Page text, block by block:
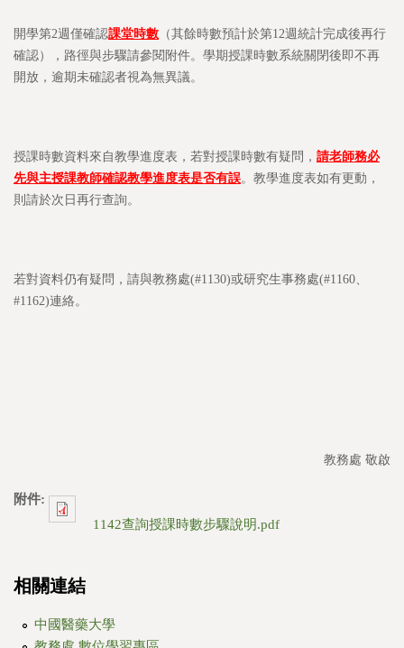
開學第2週僅確認課堂時數 （其餘時數預計於第12週統計完成後再行
確認），路徑與步驟請參閱附件。學期授課時數系統關閉後即不再
開放，逾期未確認者視為無異議。
授課時數資料來自教學進度表，若對授課時數有疑問， 請老師務必
先與主授課教師確認教學進度表是否有誤。教學進度表如有更動，
則請於次日再行查詢。
若對資料仍有疑問，請與教務處(#1130)或研究生事務處(#1160、
#1162)連絡。
教務處 敬啟
附件:
1142查詢授課時數步驟說明.pdf
相關連結
中國醫藥大學